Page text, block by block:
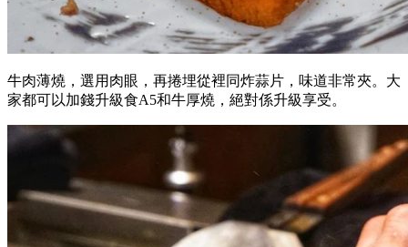
牛肉薄燒，選用肉眼，再捲埋從裡同炸蒜片，味道非常夾。大
家都可以加錢升級食A5和牛厚燒，絕對係升級享受。